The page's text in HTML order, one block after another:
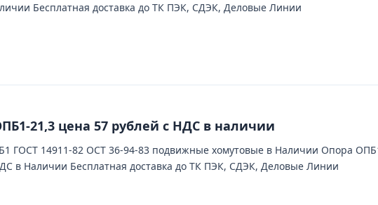
Бесплатная доставка до ТК ПЭК, СДЭК, Деловые Линии
21,3 цена 57 рублей с НДС в наличии
ГОСТ 14911-82 ОСТ 36-94-83 подвижные хомутовые в Наличии Опора
в Наличии Бесплатная доставка до ТК ПЭК, СДЭК, Деловые Линии